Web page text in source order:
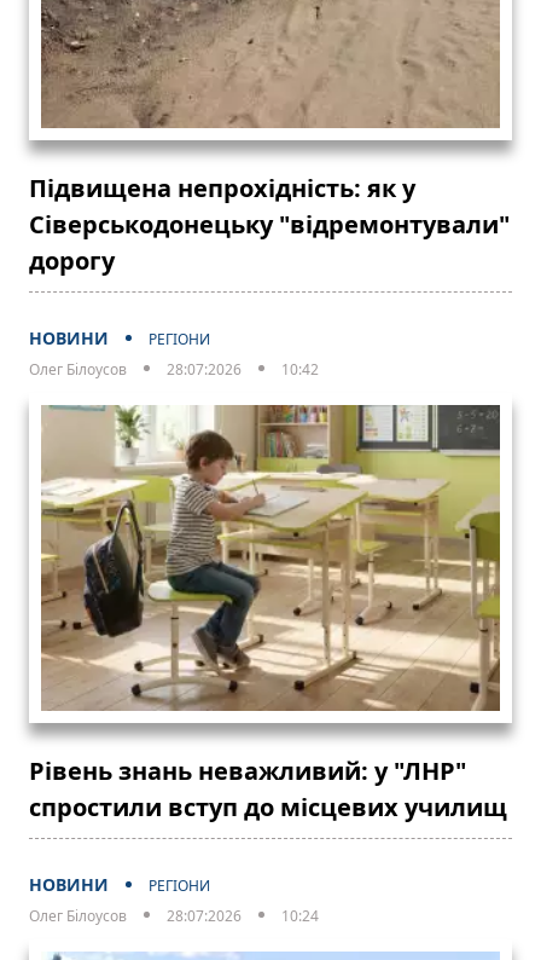
Підвищена непрохідність: як у
Сіверськодонецьку "відремонтували"
дорогу
НОВИНИ
РЕГІОНИ
Олег Білоусов
28:07:2026 10:42
Рівень знань неважливий: у "ЛНР"
спростили вступ до місцевих училищ
НОВИНИ
РЕГІОНИ
Олег Білоусов
28:07:2026 10:24